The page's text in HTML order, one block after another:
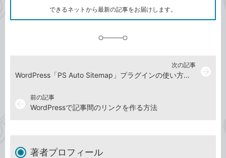
ク
できるネットから最新の記事をお届けします。
前の記事
WordPressで記事間のリンクを作る方法
次の記事
WordPress「PS Auto Sitemap」プラグインの使い方：サイトマップ（サイト内のページ一覧）を作る
著者プロフィール